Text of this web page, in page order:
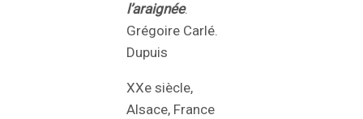
l’araignée.
Grégoire Carlé.
Dupuis
XXe siècle,
Alsace, France